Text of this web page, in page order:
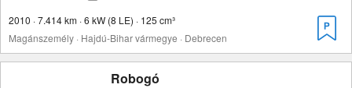
2010 · 7.414 km · 6 kW (8 LE) · 125 cm³
Magánszemély · Hajdú-Bihar vármegye · Debrecen
Robogó